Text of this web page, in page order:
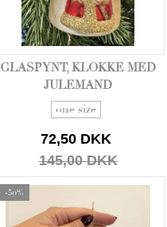
GLASPYNT, KLOKKE MED
JULEMAND
one size
72,50 DKK
145,00 DKK
-50%